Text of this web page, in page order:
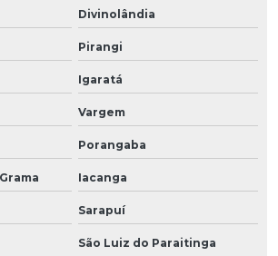
Divinolândia
Pirangi
Igaratá
Vargem
Porangaba
Iacanga
Sarapuí
São Luiz do Paraitinga